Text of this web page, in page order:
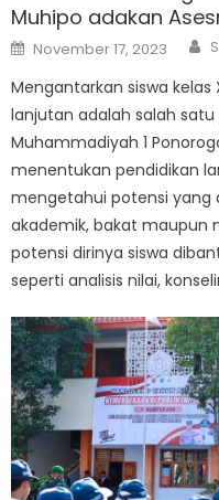
Muhipo adakan
Posted
on
November 17, 2023
Mengantarkan siswa
lanjutan adalah salah
Muhammadiyah 1
menentukan pendidikan
mengetahui potensi yang
akademik, bakat maupun
potensi dirinya siswa
seperti analisis nilai,